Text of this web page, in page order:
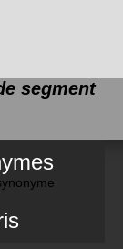
segment